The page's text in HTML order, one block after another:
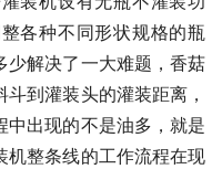
各种不同形状规格的瓶
少解决了一大难题，香菇
到灌装头的灌装距离，
中出现的不是油多，就是
机整条线的工作流程在现